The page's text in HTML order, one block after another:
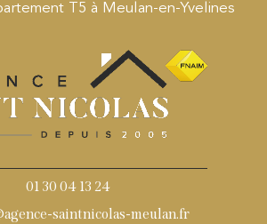
T5 à Meulan-en-Yvelines
01 30 04 13 24
saintnicolas-meulan.fr